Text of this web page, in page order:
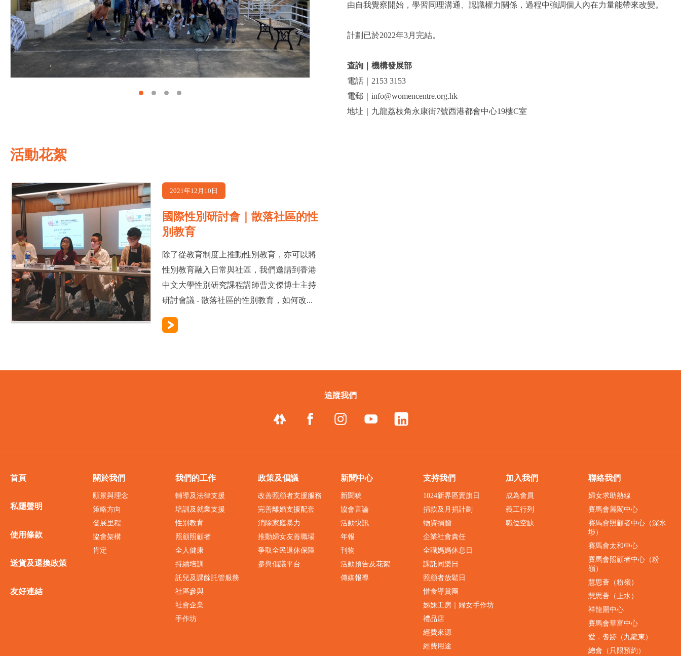
由自我覺察開始，學習同理溝通、認識權力關係，過程中強調個人內在力量能帶來改變。
計劃已於2022年3月完結。
查詢｜機構發展部
電話｜2153 3153
電郵｜info@womencentre.org.hk
地址｜九龍荔枝角永康街7號西港都會中心19樓C室
活動花絮
2021年12月10日
國際性別研討會｜散落社區的性
別教育
除了從教育制度上推動性別教育，亦可以將
性別教育融入日常與社區，我們邀請到香港
中文大學性別研究課程講師曹文傑博士主持
研討會議 - 散落社區的性別教育，如何改...
追蹤我們
首頁
私隱聲明
使用條款
送貨及退換政策
友好連結
關於我們
願景與理念
策略方向
發展里程
協會架構
肯定
我們的工作
輔導及法律支援
培訓及就業支援
性別教育
照顧照顧者
全人健康
持續培訓
託兒及課餘託管服務
社區參與
社會企業
手作坊
政策及倡議
改善照顧者支援服務
完善離婚支援配套
消除家庭暴力
推動婦女友善職場
爭取全民退休保障
參與倡議平台
新聞中心
新聞稿
協會言論
活動快訊
年報
刊物
活動預告及花絮
傳媒報導
支持我們
1024新界區賣旗日
捐款及月捐計劃
物資捐贈
企業社會責任
全職媽媽休息日
課託同樂日
照顧者放鬆日
惜食導賞團
姊妹工房｜婦女手作坊
禮品店
經費來源
經費用途
加入我們
成為會員
義工行列
職位空缺
聯絡我們
婦女求助熱線
賽馬會麗閣中心
賽馬會照顧者中心（深水
埗）
賽馬會太和中心
賽馬會照顧者中心（粉
嶺）
慧思薈（粉嶺）
慧思薈（上水）
祥龍圍中心
賽馬會華富中心
愛．耆跡（九龍東）
總會（只限預約）